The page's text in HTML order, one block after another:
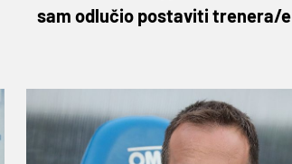
sam odlučio postaviti trenera/e